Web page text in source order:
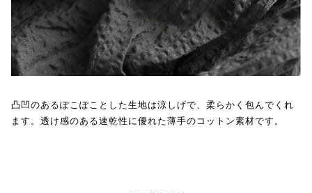
凸凹のあるぽこぽことした生地は涼しげで、柔らかく包んでくれ
ます。透け感のある速乾性に優れた薄手のコットン素材です。